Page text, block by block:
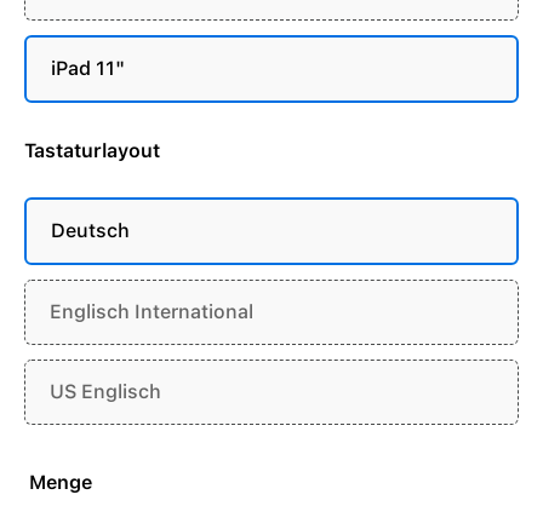
iPad 11"
Tastaturlayout
Deutsch
Englisch International
US Englisch
Menge